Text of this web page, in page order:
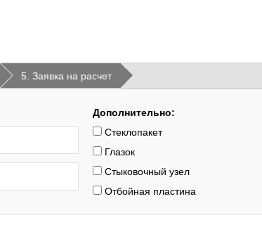
5. Заявка на расчет
Дополнительно:
Стеклопакет
Глазок
Стыковочный узел
Отбойная пластина